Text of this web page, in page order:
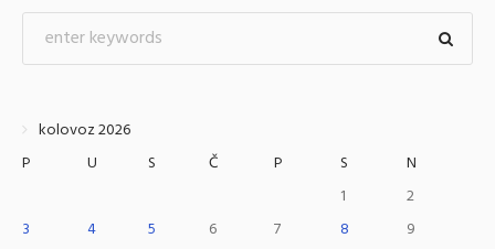
kolovoz 2026
P
U S Č P S
N
1
2
3
4 5 6 7 8
9